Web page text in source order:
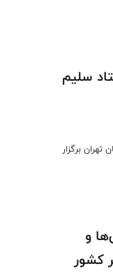
سلیم
برگزار
و
کشور